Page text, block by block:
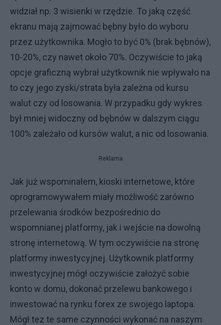
widział np. 3 wisienki w rzędzie. To jaką część
ekranu mają zajmować bębny było do wyboru
przez użytkownika. Mogło to być 0% (brak bębnów),
10-20%, czy nawet około 70%. Oczywiście to jaką
opcje graficzną wybrał użytkownik nie wpływało na
to czy jego zyski/strata była zależna od kursu
walut czy od losowania. W przypadku gdy wykres
był mniej widoczny od bębnów w dalszym ciągu
100% zależało od kursów walut, a nic od losowania.
Reklama
Jak już wspominałem, kioski internetowe, które
oprogramowywałem miały możliwość zarówno
przelewania środków bezpośrednio do
wspomnianej platformy, jak i wejście na dowolną
stronę internetową. W tym oczywiście na stronę
platformy inwestycyjnej. Użytkownik platformy
inwestycyjnej mógł oczywiście założyć sobie
konto w domu, dokonać przelewu bankowego i
inwestować na rynku forex ze swojego laptopa.
Mógł tez te same czynności wykonać na naszym